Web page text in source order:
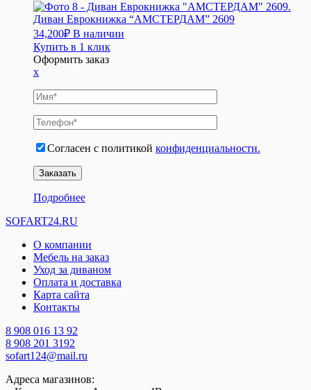
Диван Еврокнижка “АМСТЕРДАМ” 2609
34,200₽ В наличии
Купить в 1 клик
Оформить заказ
x
Согласен с политикой конфиденциальности.
Подробнее
SOFART24.RU
О компании
Мебель на заказ
Уход за диваном
Оплата и доставка
Карта сайта
Контакты
8 908 016 13 92
8 908 201 3192
sofart124@mail.ru
Адреса магазинов: